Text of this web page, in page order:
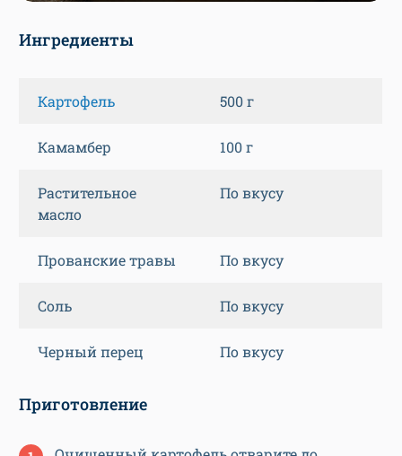
Ингредиенты
Картофель 500 г
Камамбер 100 г
Растительное
масло
По вкусу
Прованские травы По вкусу
Соль По вкусу
Черный перец По вкусу
Приготовление